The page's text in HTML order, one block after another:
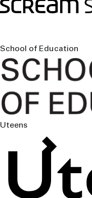
School of Education
Uteens